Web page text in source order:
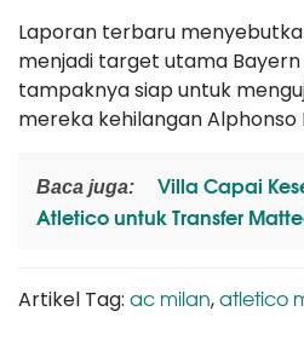
Laporan terbaru
menjadi target utama
tampaknya siap untuk
mereka kehilangan Alphonso
Baca juga:
Villa Capai
Atletico untuk Transfer
Artikel Tag: ac milan,atletico